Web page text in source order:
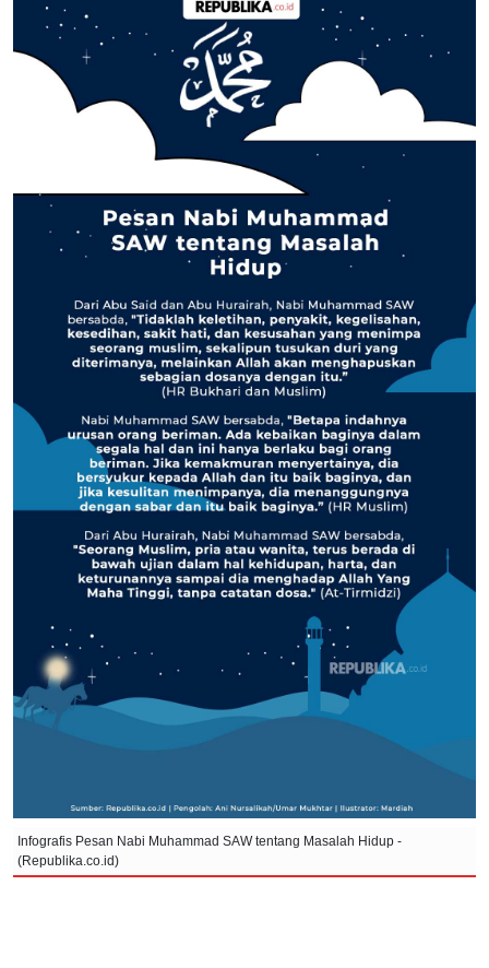
Infografis Pesan Nabi Muhammad SAW tentang Masalah Hidup -
(Republika.co.id)